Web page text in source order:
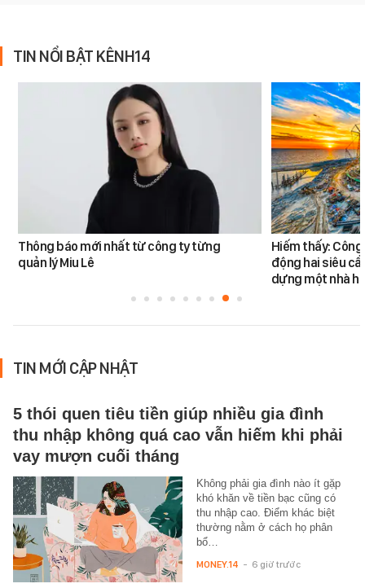
TIN NỔI BẬT KÊNH14
Thông báo mới nhất từ công ty từng
quản lý Miu Lê
Hiếm thấy:
động hai siêu
dựng một nhà
TIN MỚI CẬP NHẬT
5 thói quen tiêu tiền giúp nhiều gia đình
thu nhập không quá cao vẫn hiếm khi phải
vay mượn cuối tháng
Không phải gia đình nào ít gặp
khó khăn về tiền bạc cũng có
thu nhập cao. Điểm khác biệt
thường nằm ở cách họ phân
bổ…
MONEY.14 - 6 giờ trước